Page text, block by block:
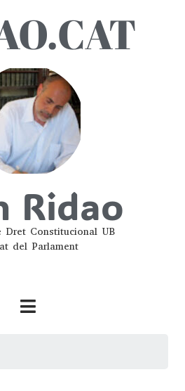
Ridao
Dret Constitucional UB
del Parlament